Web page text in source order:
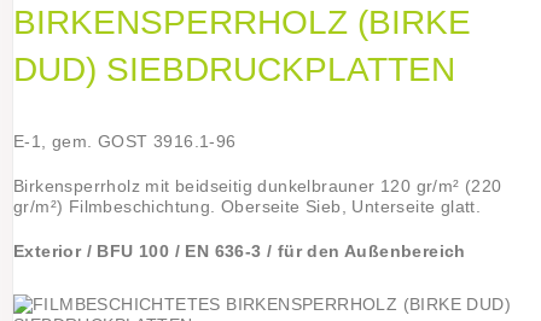
BIRKENSPERRHOLZ (BIRKE
DUD) SIEBDRUCKPLATTEN
E-1, gem. GOST 3916.1-96
Birkensperrholz mit beidseitig dunkelbrauner 120 gr/m² (220
gr/m²) Filmbeschichtung. Oberseite Sieb, Unterseite glatt.
Exterior / BFU 100 / EN 636-3 / für den Außenbereich